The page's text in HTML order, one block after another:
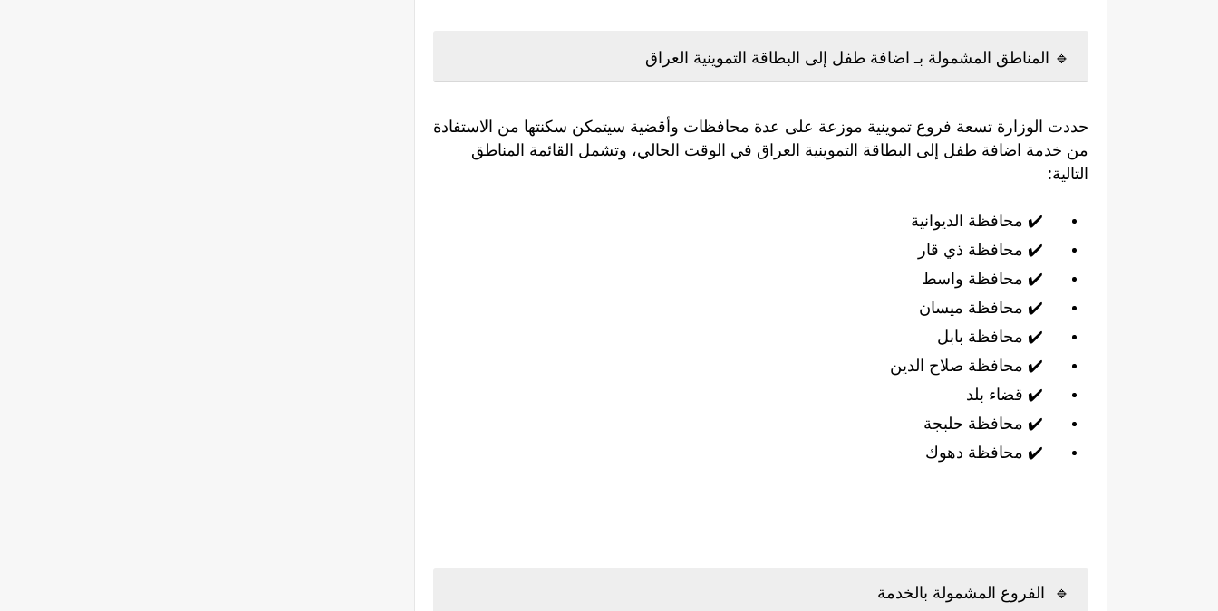
🔹 المناطق المشمولة بـ اضافة طفل إلى البطاقة التموينية العراق
حددت الوزارة تسعة فروع تموينية موزعة على عدة محافظات وأقضية سيتمكن سكنتها من الاستفادة
من خدمة اضافة طفل إلى البطاقة التموينية العراق في الوقت الحالي، وتشمل القائمة المناطق
التالية:
✔️ محافظة الديوانية
✔️ محافظة ذي قار
✔️ محافظة واسط
✔️ محافظة ميسان
✔️ محافظة بابل
✔️ محافظة صلاح الدين
✔️ قضاء بلد
✔️ محافظة حلبجة
✔️ محافظة دهوك
🔹 الفروع المشمولة بالخدمة